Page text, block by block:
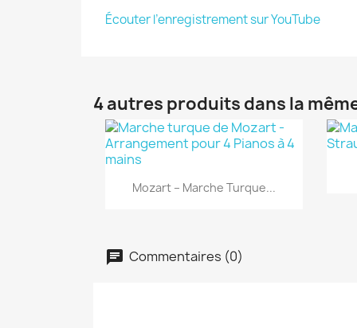
Écouter l’enregistrement sur YouTube
4 autres produits dans la
Aperçu rapide
Mozart – Marche Turque...
Commentaires (0)